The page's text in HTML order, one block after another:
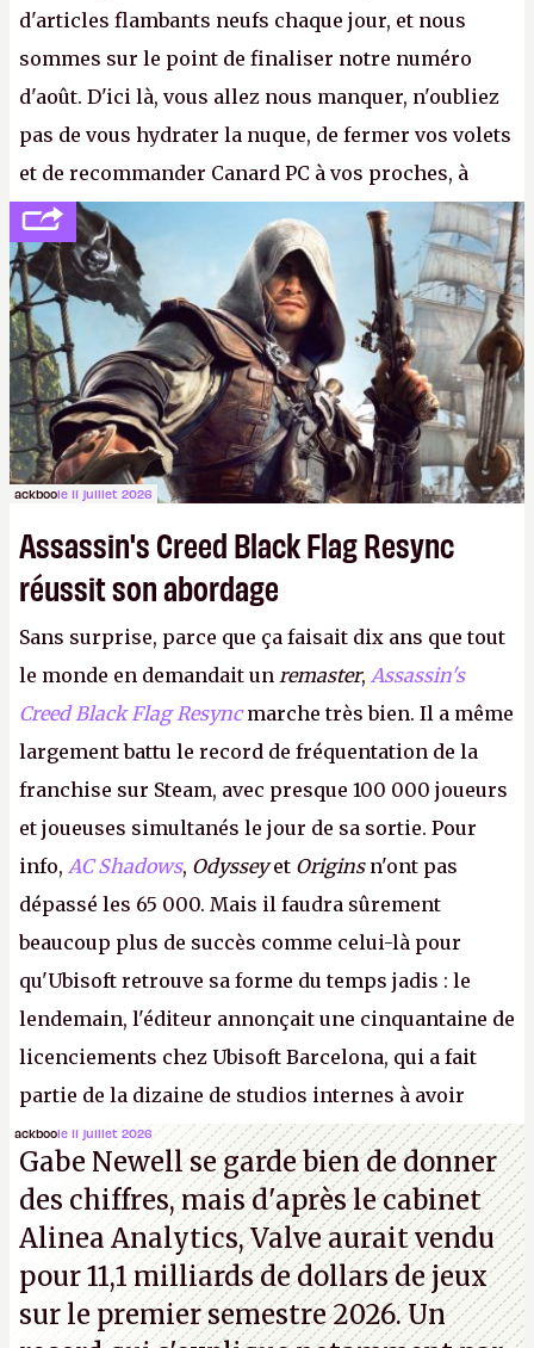
d'articles flambants neufs chaque jour, et nous
sommes sur le point de finaliser notre numéro
d'août. D'ici là, vous allez nous manquer, n'oubliez
pas de vous hydrater la nuque, de fermer vos volets
et de recommander Canard PC à vos proches, à
votre famille et aux inconnus que vous croisez
dans la rue. Bon été à tous ! –ER.
ackboole 11 juillet 2026
Assassin's Creed Black Flag Resync
réussit son abordage
Sans surprise, parce que ça faisait dix ans que tout
le monde en demandait un remaster, Assassin's
Creed Black Flag Resyncmarche très bien. Il a même
largement battu le record de fréquentation de la
franchise sur Steam, avec presque 100 000 joueurs
et joueuses simultanés le jour de sa sortie. Pour
info, AC Shadows, Odysseyet Originsn'ont pas
dépassé les 65 000. Mais il faudra sûrement
beaucoup plus de succès comme celui-là pour
qu'Ubisoft retrouve sa forme du temps jadis : le
lendemain, l'éditeur annonçait une cinquantaine de
licenciements chez Ubisoft Barcelona, qui a fait
partie de la dizaine de studios internes à avoir
travaillé sur cetAssassin's Creedsous la direction
d'Ubisoft Singapour.A.
ackboole 11 juillet 2026
Gabe Newell se garde bien de donner
des chiffres, mais d'après le cabinet
Alinea Analytics, Valve aurait vendu
pour 11,1 milliards de dollars de jeux
sur le premier semestre 2026. Un